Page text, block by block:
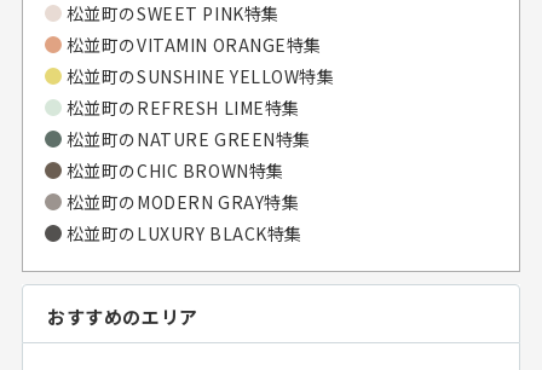
松並町のSWEET PINK特集
松並町のVITAMIN ORANGE特集
松並町のSUNSHINE YELLOW特集
松並町のREFRESH LIME特集
松並町のNATURE GREEN特集
松並町のCHIC BROWN特集
松並町のMODERN GRAY特集
松並町のLUXURY BLACK特集
おすすめのエリア